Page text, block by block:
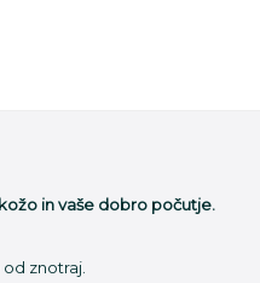
kožo in vaše dobro počutje.
znotraj.